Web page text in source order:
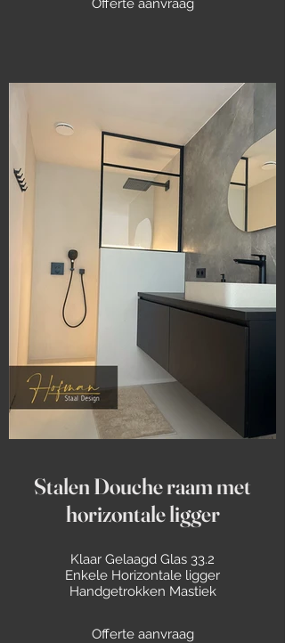
Stalen Douche raam met
horizontale ligger
Klaar Gelaagd Glas 33.2
Enkele Horizontale ligger
Handgetrokken Mastiek
Offerte aanvraag